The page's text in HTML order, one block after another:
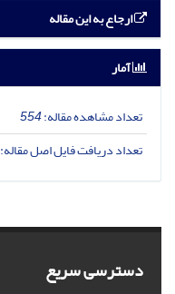
ارجاع به این مقاله
آمار
تعداد مشاهده مقاله:554
تعداد دریافت فایل اصل مقاله:
دسترسی سریع